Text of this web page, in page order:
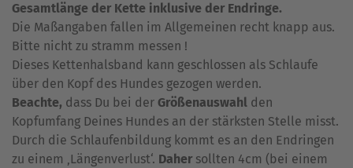
Gesamtlänge der Kette inklusive der Endringe.
Die Maßangaben fallen im Allgemeinen recht knapp aus.
Bitte nicht zu stramm messen !
Dieses Kettenhalsband kann geschlossen als Schlaufe
über den Kopf des Hundes gezogen werden.
Beachte, dass Du bei der Größenauswahl den
Kopfumfang Deines Hundes an der stärksten Stelle misst.
Durch die Schlaufenbildung kommt es an den Endringen
zu einem ‚Längenverlust‘. Daher sollten 4cm (bei einem